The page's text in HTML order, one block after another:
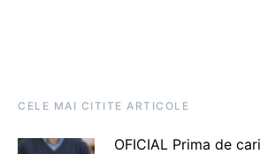
CELE MAI CITITE ARTICOLE
OFICIAL Prima de